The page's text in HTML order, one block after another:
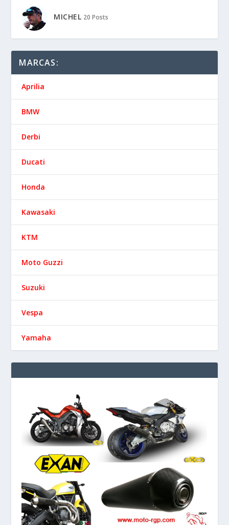
MICHEL 20 Posts
MARCAS:
Aprilia
BMW
Derbi
Ducati
Honda
Kawasaki
KTM
Moto Guzzi
Suzuki
Vespa
Yamaha